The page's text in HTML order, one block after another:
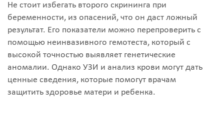
Не стоит избегать второго скрининга при
беременности, из опасений, что он даст ложный
результат. Его показатели можно перепроверить с
помощью неинвазивного гемотеста, который с
высокой точностью выявляет генетические
аномалии. Однако УЗИ и анализ крови могут дать
ценные сведения, которые помогут врачам
защитить здоровье матери и ребенка.